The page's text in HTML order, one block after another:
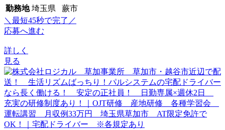
勤務地 埼玉県 蕨市
＼最短45秒で完了／
応募へ進む
詳しく
見る